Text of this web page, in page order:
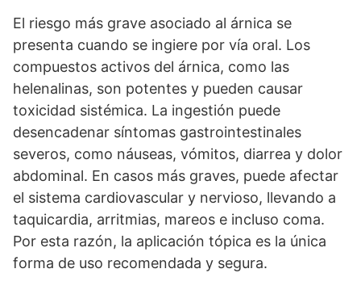
El riesgo más grave asociado al árnica se
presenta cuando se ingiere por vía oral. Los
compuestos activos del árnica, como las
helenalinas, son potentes y pueden causar
toxicidad sistémica. La ingestión puede
desencadenar síntomas gastrointestinales
severos, como náuseas, vómitos, diarrea y dolor
abdominal. En casos más graves, puede afectar
el sistema cardiovascular y nervioso, llevando a
taquicardia, arritmias, mareos e incluso coma.
Por esta razón, la aplicación tópica es la única
forma de uso recomendada y segura.